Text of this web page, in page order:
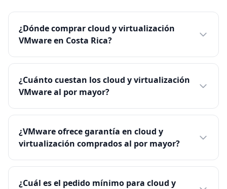
¿Dónde comprar cloud y virtualización
VMware en Costa Rica?
¿Cuánto cuestan los cloud y virtualización
VMware al por mayor?
¿VMware ofrece garantía en cloud y
virtualización comprados al por mayor?
¿Cuál es el pedido mínimo para cloud y